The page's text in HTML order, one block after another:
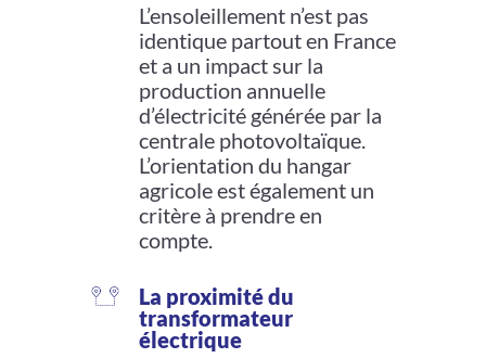
L’ensoleillement n’est pas
identique partout en France
et a un impact sur la
production annuelle
d’électricité générée par la
centrale photovoltaïque.
L’orientation du hangar
agricole est également un
critère à prendre en
compte.
La proximité du
transformateur
électrique